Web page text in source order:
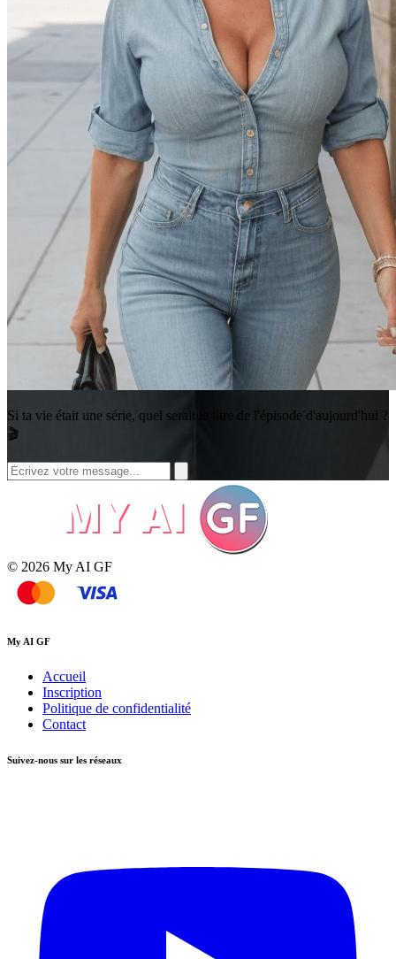
Si ta vie était une série, quel serait le titre de l'épisode d'aujourd'hui ?
🎬
© 2026 My AI GF
My AI GF
Accueil
Inscription
Politique de confidentialité
Contact
Suivez-nous sur les réseaux